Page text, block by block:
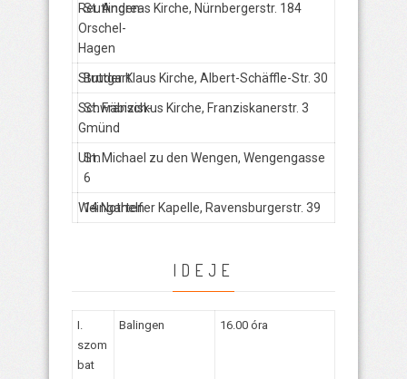
Reutlingen-
Orschel-
Hagen
St. Andreas Kirche, Nürnbergerstr. 184
Stuttgart
Bruder Klaus Kirche, Albert-Schäffle-Str. 30
Schwäbisch-
Gmünd
St. Franziskus Kirche, Franziskanerstr. 3
Ulm
St. Michael zu den Wengen, Wengengasse
6
Weingarten
14 Nothelfer Kapelle, Ravensburgerstr. 39
IDEJE
I.
szom
bat
Balingen 16.00 óra